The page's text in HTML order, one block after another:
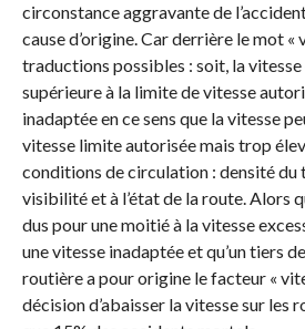
circonstance aggravante de
cause d’origine. Car derrière le mot «
traductions possibles : soit, la
supérieure à la limite de vitesse
inadaptée en ce sens que la vitesse
vitesse limite autorisée mais trop
conditions de circulation : densité
visibilité et à l’état de la route. Alors
dus pour une moitié à la vitesse
une vitesse inadaptée et qu’un tiers
routière a pour origine le facteur «
décision d’abaisser la vitesse sur les